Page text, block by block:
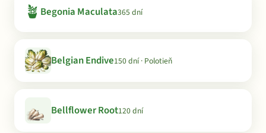
🪴 Begonia Maculata365 dní
Belgian Endive150 dní · Polotieň
Bellflower Root120 dní